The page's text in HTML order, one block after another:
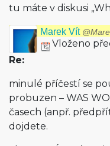
tu máte v diskusi
Marek Vít
Vloženo
Re:
minulé příčestí se
probuzen – WAS
časech (anpř.
dojdete.